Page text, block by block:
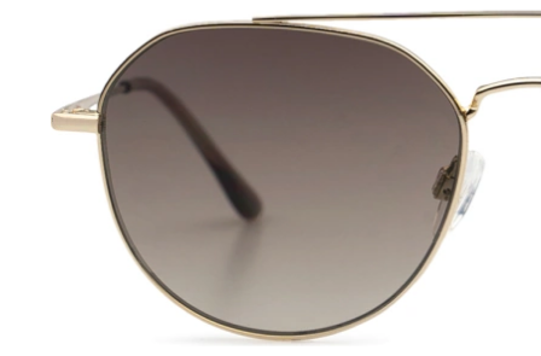
Lățimea ramei
44 mm
Înălțime lentilă Lățimea lentilei
Lățimea